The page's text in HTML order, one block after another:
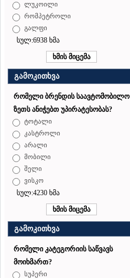
ლუკოილი
რომპეტროლი
გალფი
სულ:6938 ხმა
გამოკითხვა
რომელი ბრენდის საავტომობილო
ზეთს ანიჭებთ უპირატესობას?
ტოტალი
კასტროლი
არალი
მობილი
შელი
ვისკო
სულ:4230 ხმა
გამოკითხვა
რომელი კატეგორიის საწვავს
მოიხმართ?
სუპერი